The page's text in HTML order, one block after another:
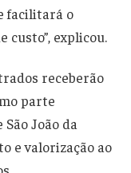
facilitará o
custo”, explicou.
receberão
parte
João da
e valorização ao